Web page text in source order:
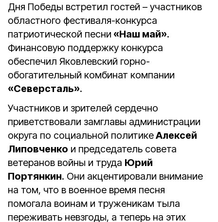
Дня Победы встретил гостей – участников
областного фестиваля-конкурса
патриотической песни «Наш май».
Финансовую поддержку конкурса
обеспечил Яковлевский горно-
обогатительный комбинат компании
«Северсталь».
Участников и зрителей сердечно
приветствовали замглавы администрации
округа по социальной политикеАлексей
Липовченко и председатель совета
ветеранов войны и труда Юрий
Портянкин. Они акцентировали внимание
на том, что в военное время песня
помогала воинам и труженикам тыла
переживать невзгоды, а теперь на этих